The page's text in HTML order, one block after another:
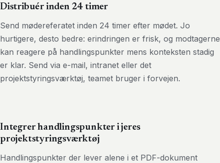
Distribuér inden 24 timer
Send mødereferatet inden 24 timer efter mødet. Jo
hurtigere, desto bedre: erindringen er frisk, og modtagerne
kan reagere på handlingspunkter mens konteksten stadig
er klar. Send via e-mail, intranet eller det
projektstyringsværktøj, teamet bruger i forvejen.
Integrer handlingspunkter i jeres
projektstyringsværktøj
Handlingspunkter der lever alene i et PDF-dokument